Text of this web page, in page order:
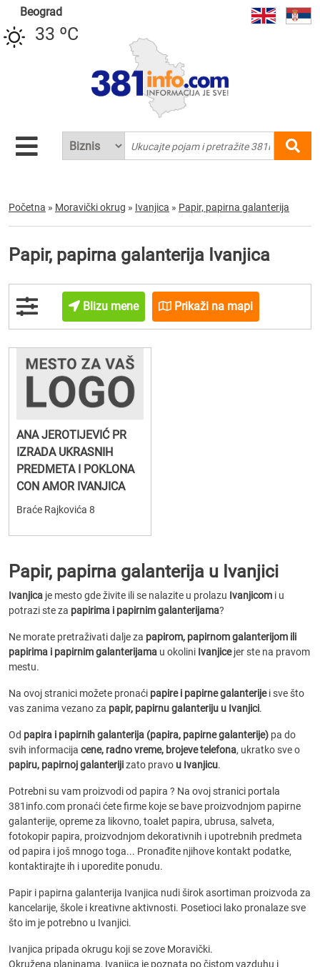
Beograd
33 ºC
Početna » Moravički okrug » Ivanjica » Papir, papirna galanterija
Papir, papirna galanterija Ivanjica
Blizu mene Prikaži na mapi
ANA JEROTIJEVIĆ PR
IZRADA UKRASNIH
PREDMETA I POKLONA
CON AMOR IVANJICA
Braće Rajkovića 8
Papir, papirna galanterija u Ivanjici
Ivanjica je mesto gde živite ili se nalazite u prolazu Ivanjicom i u
potrazi ste za papirima i papirnim galanterijama?
Ne morate pretraživati dalje za papirom, papirnom galanterijom ili
papirima i papirnim galanterijama u okolini Ivanjicejer ste na pravom
mestu.
Na ovoj stranici možete pronaći papire i papirne galanterijei sve što
vas zanima vezano za papir, papirnu galanteriju u Ivanjici.
Od papira i papirnih galanterija (papira, papirne galanterije) pa do
svih informacija cene, radno vreme, brojeve telefona, ukratko sve o
papiru, papirnoj galanterijizato pravo u Ivanjicu.
Potrebni su vam proizvodi od papira ? Na ovoj stranici portala
381info.com pronaći ćete firme koje se bave proizvodnjom papirne
galanterije, opreme za likovno, toalet papira, ubrusa, salveta,
fotokopir papira, proizvodnjom dekorativnih i upotrebnih predmeta
od papira i još mnogo toga... Pronađite njihove kontakt podatke,
kontaktirajte ih i uporedite ponudu.
Papir i papirna galanterija Ivanjica nudi širok asortiman proizvoda za
kancelarije, škole i kreativne aktivnosti. Posetioci lako pronalaze sve
što im je potrebno u Ivanjici.
Ivanjica pripada okrugu koji se zove Moravički.
Okružena planinama, Ivanjica je poznata po čistom vazduhu i